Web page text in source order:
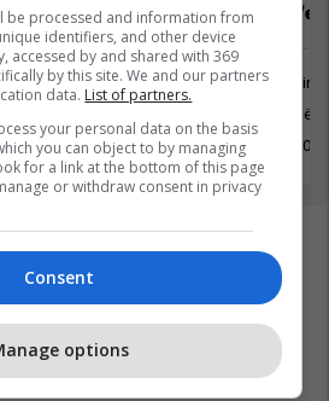
me
Dizajner/e
Prishtinë
3 Maj
be processed and information from
identifiers, and other device
accessed by and shared with 369
by this site. We and our partners
data. List of partners.
your personal data on the basis
you can object to by managing
for a link at the bottom of this page
or withdraw consent in privacy
Consent
options